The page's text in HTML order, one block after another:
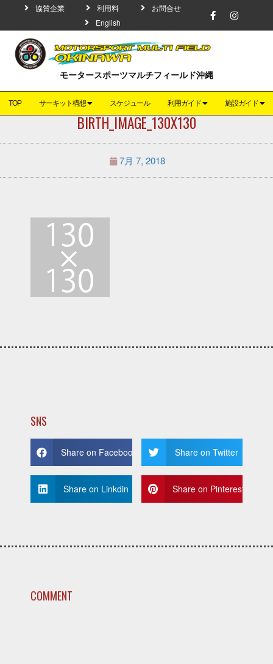
協賛企業 利用料
お問合せ
English
モータースポーツマルチフィールド沖縄
TOP サーキット構想 スケジュール 利用ガイド 施設ガイド
BIRTH_IMAGE_130X130
7月 7, 2018
SNS
Share on Facebook Share on Twitter
Share on Linkdin Share on Pinterest
COMMENT